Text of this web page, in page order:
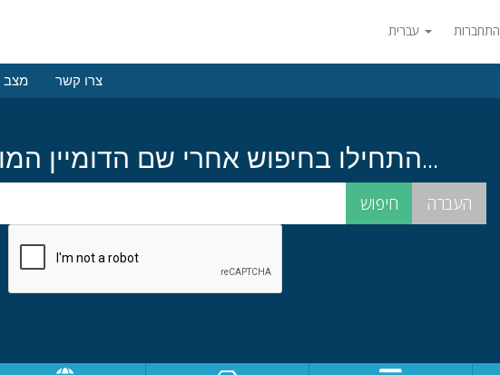
התחברות
צרו קשר
התחילו בחיפוש אחרי שם הדומיין המושלם עבורכם...